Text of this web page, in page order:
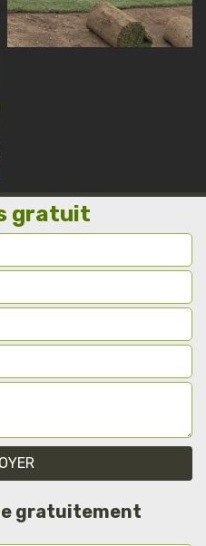
gratuit
gratuitement